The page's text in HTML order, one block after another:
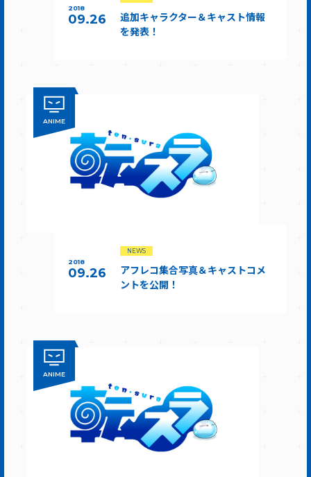
2018
09.26
追加キャラクター＆キャスト情報
を発表！
ANIME
2018
09.26
NEWS
アフレコ集合写真＆キャストコメ
ントを公開！
ANIME